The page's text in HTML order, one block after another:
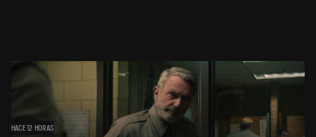
HACE 12 HORAS